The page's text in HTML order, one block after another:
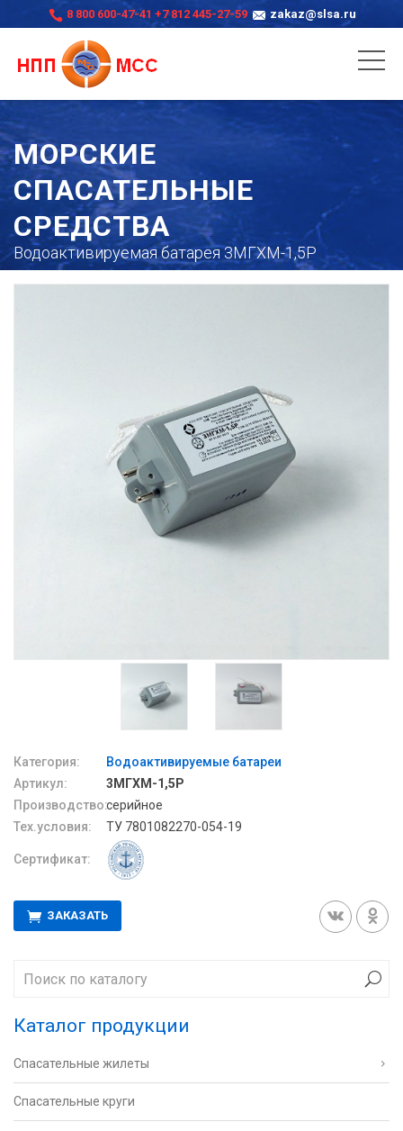
8 800 600-47-41 +7 812 445-27-59 zakaz@slsa.ru
МОРСКИЕ
СПАСАТЕЛЬНЫЕ
СРЕДСТВА
Водоактивируемая батарея 3МГХМ-1,5Р
Категория:
Водоактивируемые батареи
Артикул:
3МГХМ-1,5Р
Производство:серийное
Тех.условия:
ТУ 7801082270-054-19
Сертификат:
ЗАКАЗАТЬ
Каталог продукции
Спасательные жилеты
Спасательные круги